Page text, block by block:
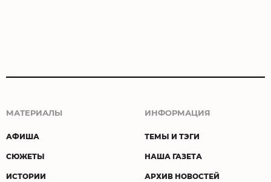
МАТЕРИАЛЫ
АФИША
СЮЖЕТЫ
ИСТОРИИ
ИНФОРМАЦИЯ
ТЕМЫ И ТЭГИ
НАША ГАЗЕТА
АРХИВ НОВОСТЕЙ